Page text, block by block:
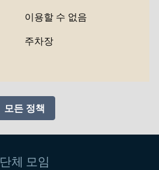
이용할 수 없음
주차장
모든 정책
단체 모임